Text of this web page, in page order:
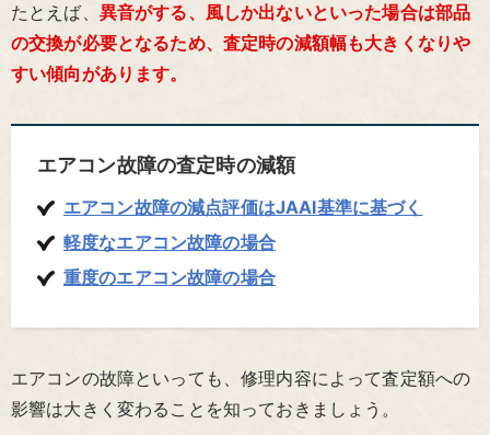
たとえば、 異音がする、風しか出ないといった場合は部品
の交換が必要となるため、査定時の減額幅も大きくなりや
すい傾向があります。
エアコン故障の査定時の減額
エアコン故障の減点評価はJAAI基準に基づく
軽度なエアコン故障の場合
重度のエアコン故障の場合
エアコンの故障といっても、修理内容によって査定額への
影響は大きく変わることを知っておきましょう。